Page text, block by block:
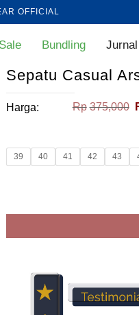
OFFICIAL
Sale Bundling Jurnal
Sepatu Casual
Harga: Rp 375,000
39 40 41 42 43